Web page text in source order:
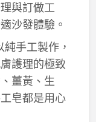
與訂做工
沙發體驗。
純手工製作，
護理的極致
薑黃、生
皂都是用心